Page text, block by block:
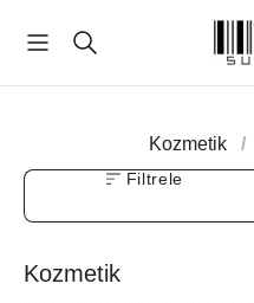
Kozmetik /
Filtrele
Kozmetik